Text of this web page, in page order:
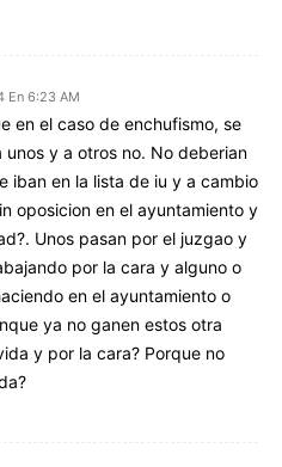
En 6:23 AM
en el caso de enchufismo, se
y a otros no. No deberian
iban en la lista de iu y a cambio
oposicion en el ayuntamiento y
Unos pasan por el juzgao y
por la cara y alguno o
en el ayuntamiento o
ya no ganen estos otra
y por la cara? Porque no